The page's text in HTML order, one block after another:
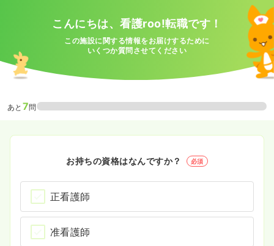
こんにちは、看護roo!転職です！
この施設に関する情報をお届けするために
いくつか質問させてください
あと 7問
お持ちの資格はなんですか？ 必須
正看護師
准看護師